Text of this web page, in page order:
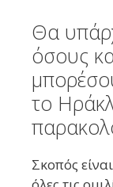
Θα
όσους
το
Σκοπός